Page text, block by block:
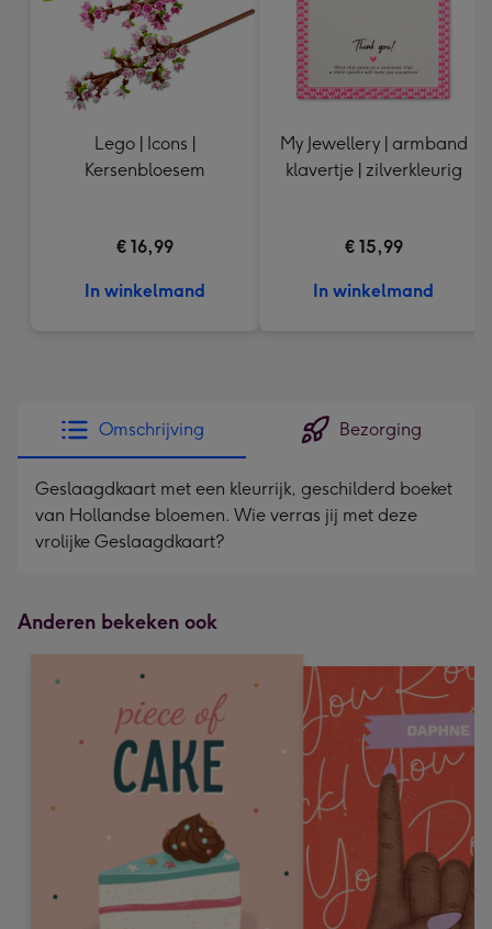
Lego | Icons |
Kersenbloesem
€ 16,99
In winkelmand
My Jewellery | armband
klavertje | zilverkleurig
€ 15,99
In winkelmand
Omschrijving Bezorging
Geslaagdkaart met een kleurrijk, geschilderd boeket
van Hollandse bloemen. Wie verras jij met deze
vrolijke Geslaagdkaart?
Anderen bekeken ook